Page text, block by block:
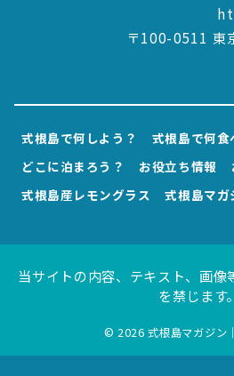
〒100-0511 東
式根島で何しよう？ 式根島で何食
どこに泊まろう？
お役立ち情報
式根島産レモングラス
式根島マガ
当サイトの内容、テキスト、画像
を禁じます。
© 2026式根島マガジン